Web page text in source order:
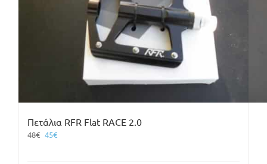
Πετάλια RFR Flat RACE 2.0
48€ Original
45€Η